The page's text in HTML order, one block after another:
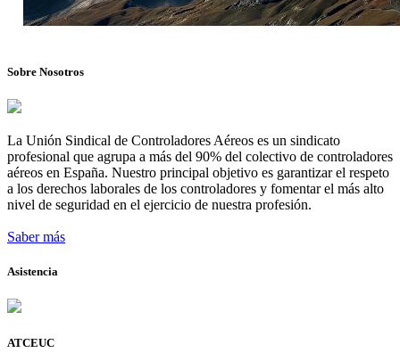
Sobre Nosotros
La Unión Sindical de Controladores Aéreos es un sindicato
profesional que agrupa a más del 90% del colectivo de controladores
aéreos en España. Nuestro principal objetivo es garantizar el respeto
a los derechos laborales de los controladores y fomentar el más alto
nivel de seguridad en el ejercicio de nuestra profesión.
Saber más
Asistencia
ATCEUC